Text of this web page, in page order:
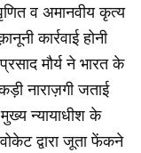
व अमानवीय कृत्य
कार्रवाई होनी
मौर्य ने भारत के
नाराज़गी जताई
न्यायाधीश के
द्वारा जूता फेंकने